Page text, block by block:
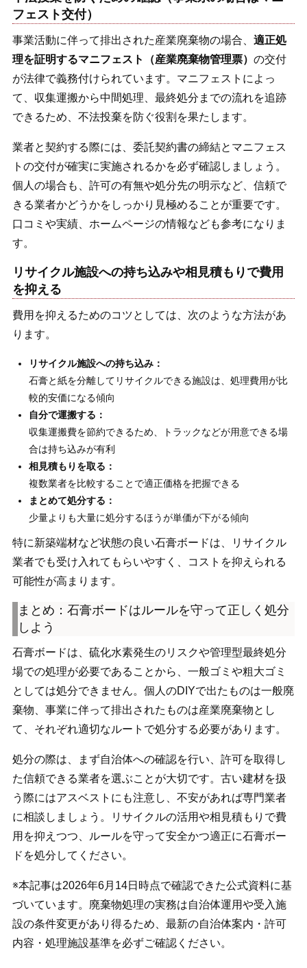
フェスト交付）
事業活動に伴って排出された産業廃棄物の場合、 適正処
理を証明するマニフェスト（産業廃棄物管理票） の交付
が法律で義務付けられています。マニフェストによっ
て、収集運搬から中間処理、最終処分までの流れを追跡
できるため、不法投棄を防ぐ役割を果たします。
業者と契約する際には、委託契約書の締結とマニフェス
トの交付が確実に実施されるかを必ず確認しましょう。
個人の場合も、許可の有無や処分先の明示など、信頼で
きる業者かどうかをしっかり見極めることが重要です。
口コミや実績、ホームページの情報なども参考になりま
す。
リサイクル施設への持ち込みや相見積もりで費用
を抑える
費用を抑えるためのコツとしては、次のような方法があ
ります。
リサイクル施設への持ち込み：
石膏と紙を分離してリサイクルできる施設は、処理費用が比
較的安価になる傾向
自分で運搬する：
収集運搬費を節約できるため、トラックなどが用意できる場
合は持ち込みが有利
相見積もりを取る：
複数業者を比較することで適正価格を把握できる
まとめて処分する：
少量よりも大量に処分するほうが単価が下がる傾向
特に新築端材など状態の良い石膏ボードは、リサイクル
業者でも受け入れてもらいやすく、コストを抑えられる
可能性が高まります。
まとめ：石膏ボードはルールを守って正しく処分
しよう
石膏ボードは、硫化水素発生のリスクや管理型最終処分
場での処理が必要であることから、一般ゴミや粗大ゴミ
としては処分できません。個人のDIYで出たものは一般廃
棄物、事業に伴って排出されたものは産業廃棄物とし
て、それぞれ適切なルートで処分する必要があります。
処分の際は、まず自治体への確認を行い、許可を取得し
た信頼できる業者を選ぶことが大切です。古い建材を扱
う際にはアスベストにも注意し、不安があれば専門業者
に相談しましょう。リサイクルの活用や相見積もりで費
用を抑えつつ、ルールを守って安全かつ適正に石膏ボー
ドを処分してください。
※本記事は2026年6月14日時点で確認できた公式資料に基
づいています。廃棄物処理の実務は自治体運用や受入施
設の条件変更があり得るため、最新の自治体案内・許可
内容・処理施設基準を必ずご確認ください。